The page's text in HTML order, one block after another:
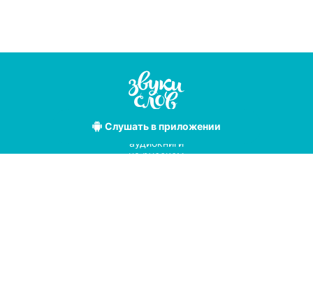
Слушатьв приложении
Лучшие
аудиокниги
на русском